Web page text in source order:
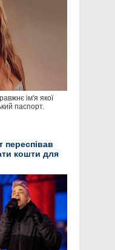
ім'я якої
паспорт.
переспівав
кошти для